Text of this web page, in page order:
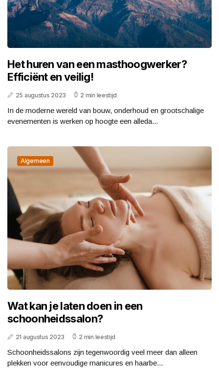
Het huren van een masthoogwerker?
Efficiënt en veilig!
25 augustus 2023 2 min leestijd
In de moderne wereld van bouw, onderhoud en grootschalige
evenementen is werken op hoogte een alleda...
Algemeen
Wat kan je laten doen in een
schoonheidssalon?
21 augustus 2023 2 min leestijd
Schoonheidssalons zijn tegenwoordig veel meer dan alleen
plekken voor eenvoudige manicures en haarbe...